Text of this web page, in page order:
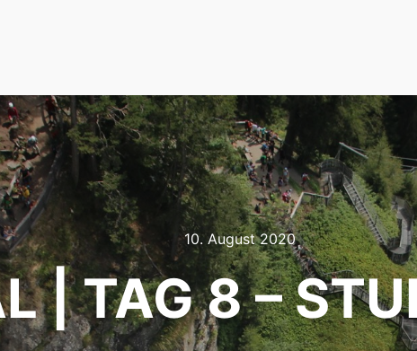
10. August 2020
| TAG 8 –